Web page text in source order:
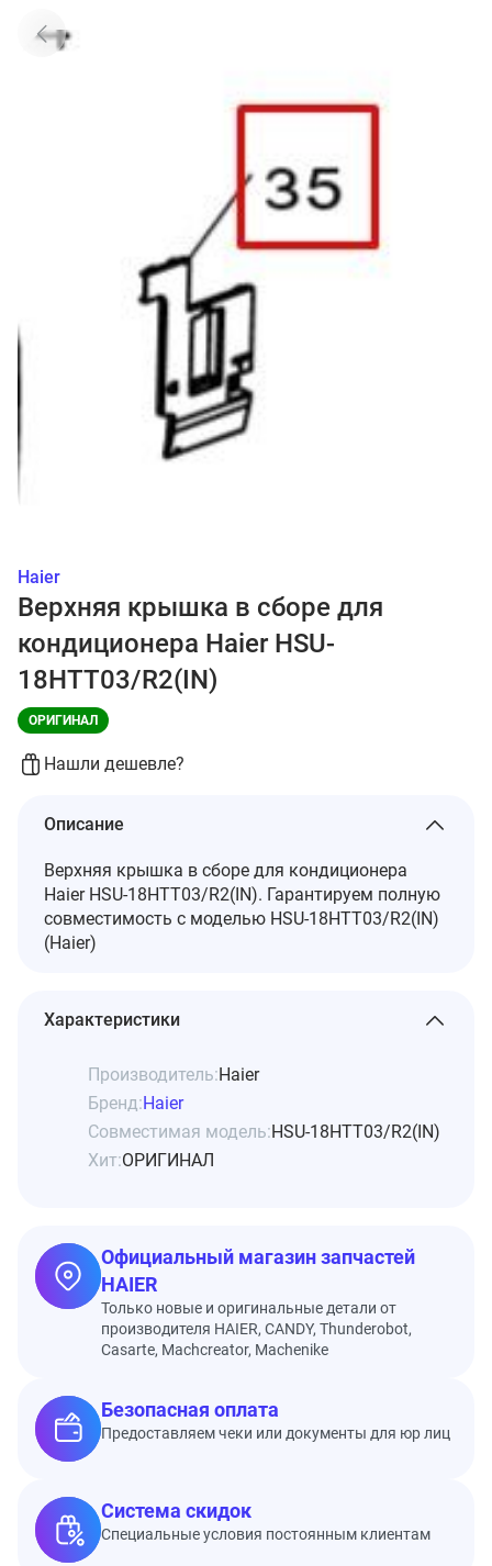
Haier
Верхняя крышка в сборе для
кондиционера Haier HSU-
18HTT03/R2(IN)
ОРИГИНАЛ
Нашли дешевле?
Описание
Верхняя крышка в сборе для кондиционера
Haier HSU-18HTT03/R2(IN). Гарантируем полную
совместимость с моделью HSU-18HTT03/R2(IN)
(Haier)
Характеристики
Производитель:Haier
Бренд:Haier
Совместимая модель:HSU-18HTT03/R2(IN)
Хит:ОРИГИНАЛ
Официальный магазин запчастей
HAIER
Только новые и оригинальные детали от
производителя HAIER, CANDY, Thunderobot,
Casarte, Machcreator, Machenike
Безопасная оплата
Предоставляем чеки или документы для юр лиц
Система скидок
Специальные условия постоянным клиентам